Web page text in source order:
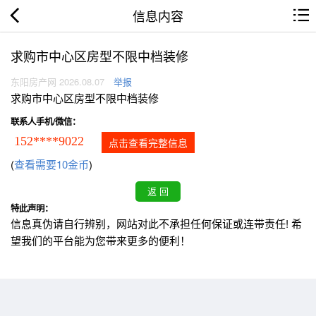
信息内容
求购市中心区房型不限中档装修
东阳房产网 2026.08.07 举报
求购市中心区房型不限中档装修
联系人手机/微信：
152****9022 点击查看完整信息
(查看需要10金币)
特此声明：
信息真伪请自行辨别，网站对此不承担任何保证或连带责任! 希
望我们的平台能为您带来更多的便利！